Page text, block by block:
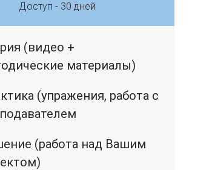
Доступ - 30 дней
(видео +
материалы)
(упражения, работа с
(работа над Вашим